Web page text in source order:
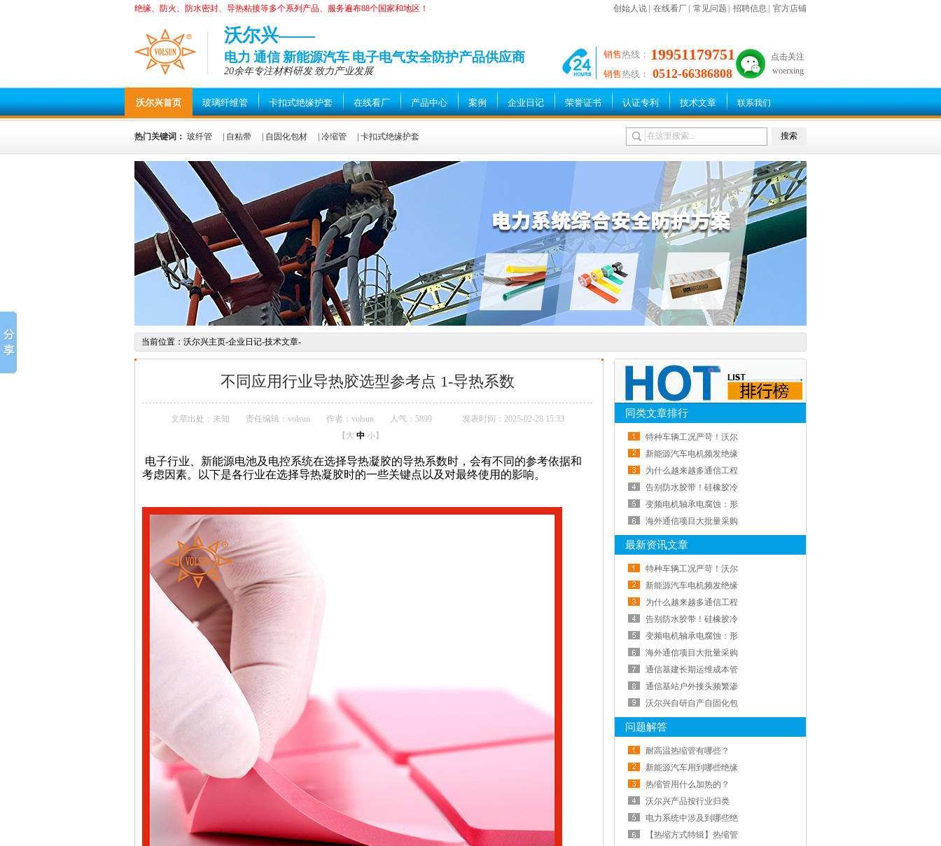
绝缘、防火、防水密封、导热粘接等多个系列产品、服务遍布88个国家和地区！ 创始人说 在线看厂 常见问题 招聘信息 官方店铺
沃尔兴——
电力 通信 新能源汽车 电子电气安全防护产品供应商
20余年专注材料研发 致力产业发展
点击关注
woerxing
销售热线： 19951179751
销售热线： 0512-66386808
沃尔兴首页 玻璃纤维管 卡扣式绝缘护套 在线看厂 产品中心 案例 企业日记 荣誉证书 认证专利 技术文章 联系我们
热门关键词： 玻纤管 自粘带 自固化包材 冷缩管 卡扣式绝缘护套 搜索
当前位置： 沃尔兴主页-企业日记-技术文章-
不同应用行业导热胶选型参考点 1-导热系数
文章出处：未知 责任编辑：volsun 作者：volsun 人气： 5899
发表时间：2025-02-28 15:33
【 大 中 小】
电子行业、新能源电池及电控系统在选择导热凝胶的导热系数时，会有不同的参考依据和
考虑因素。以下是各行业在选择导热凝胶时的一些关键点以及对最终使用的影响。
同类文章排行
特种车辆工况严苛！沃尔
新能源汽车电机频发绝缘
为什么越来越多通信工程
告别防水胶带！硅橡胶冷
变频电机轴承电腐蚀：形
海外通信项目大批量采购
最新资讯文章
特种车辆工况严苛！沃尔
新能源汽车电机频发绝缘
为什么越来越多通信工程
告别防水胶带！硅橡胶冷
变频电机轴承电腐蚀：形
海外通信项目大批量采购
通信基建长期运维成本管
通信基站户外接头频繁渗
沃尔兴自研自产自固化包
问题解答
耐高温热缩管有哪些？
新能源汽车用到哪些绝缘
热缩管用什么加热的？
沃尔兴产品按行业归类
电力系统中涉及到哪些绝
【热缩方式特辑】热缩管